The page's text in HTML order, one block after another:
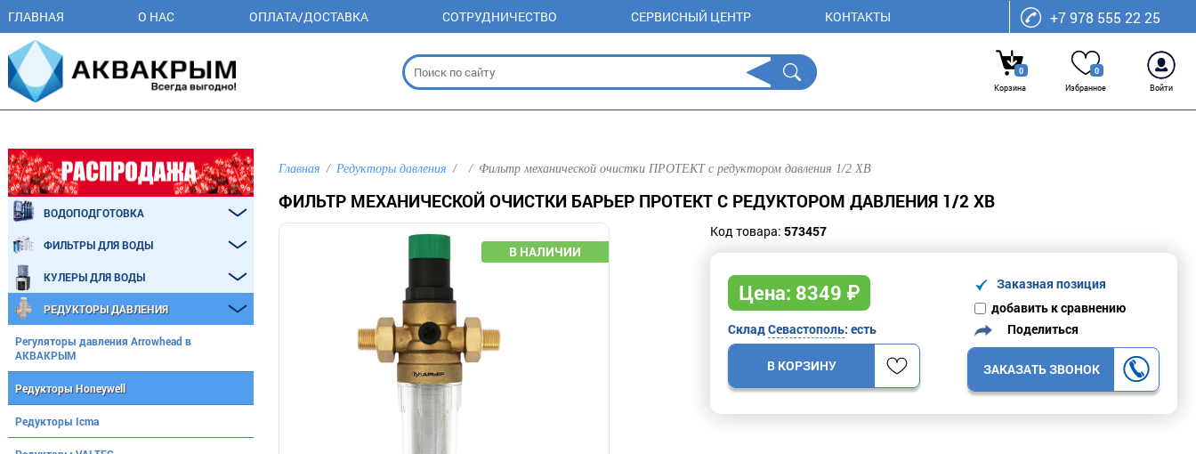
ГЛАВНАЯ О НАС ОПЛАТА/ДОСТАВКА СОТРУДНИЧЕСТВО СЕРВИСНЫЙ ЦЕНТР КОНТАКТЫ +7 978 555 22 25
0
Корзина
0
Избранное
Войти
Главная Редукторы давления Фильтр механической очистки ПРОТЕКТ с редуктором давления 1/2 ХВ
ФИЛЬТР МЕХАНИЧЕСКОЙ ОЧИСТКИ БАРЬЕР ПРОТЕКТ С РЕДУКТОРОМ ДАВЛЕНИЯ 1/2 ХВ
Код товара: 573457
Цена: 8349 ₽
Заказная позиция
добавить к сравнению
СкладСевастополь: есть
В КОРЗИНУ
Поделиться
ЗАКАЗАТЬ ЗВОНОК
ВОДОПОДГОТОВКА
ФИЛЬТРЫ ДЛЯ ВОДЫ
КУЛЕРЫ ДЛЯ ВОДЫ
РЕДУКТОРЫ ДАВЛЕНИЯ
Регуляторы давления Arrowhead в
АКВАКРЫМ
Редукторы Honeywell
Редукторы Icma